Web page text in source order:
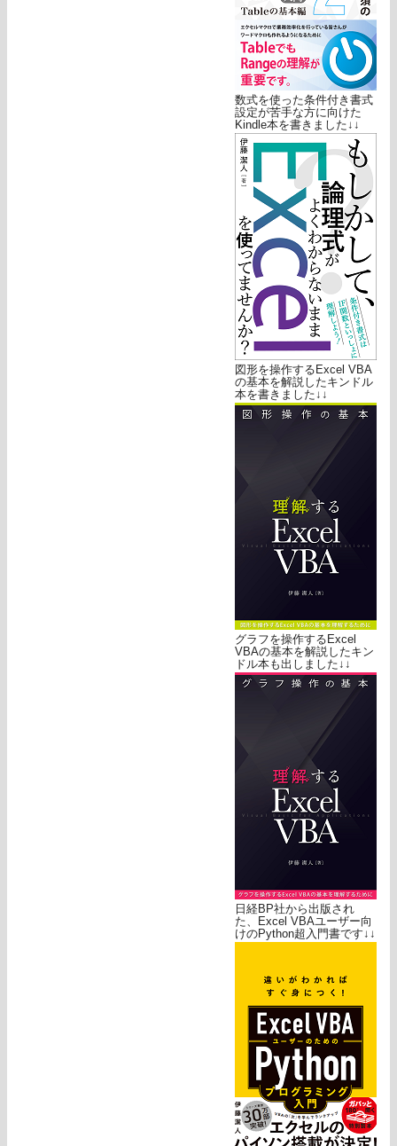
数式を使った条件付き書式
設定が苦手な方に向けた
Kindle本を書きました↓↓
図形を操作するExcel VBA
の基本を解説したキンドル
本を書きました↓↓
グラフを操作するExcel
VBAの基本を解説したキン
ドル本も出しました↓↓
日経BP社から出版され
た、Excel VBAユーザー向
けのPython超入門書です↓↓